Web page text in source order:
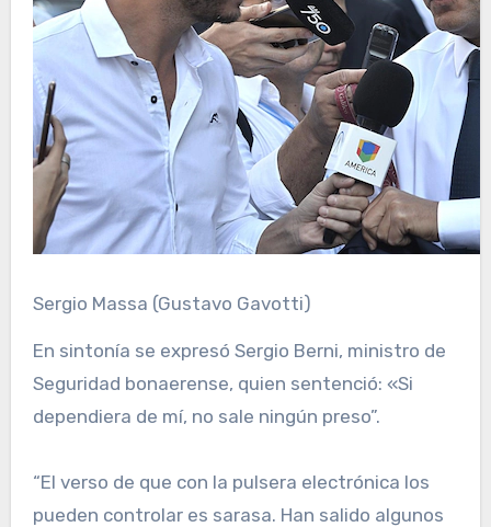
Sergio Massa (Gustavo Gavotti)
En sintonía se expresó Sergio Berni, ministro de
Seguridad bonaerense, quien sentenció: «Si
dependiera de mí, no sale ningún preso”.
“El verso de que con la pulsera electrónica los
pueden controlar es sarasa. Han salido algunos